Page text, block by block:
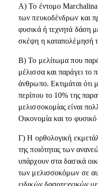
Α) Το έντομο Marchalina
των πευκοδένδρων και
φυσικά ή τεχνητά δάση
σκέψη η καταπολέμησή
Β) Το μελίτωμα που
μέλισσα και παράγει το
άνθρωπο. Εκτιμάται ότι
περίπου το 10% της
μελισσοκομίας είναι
Οικονομία και το
Γ) Η ορθολογική
της ποιότητας των
υπάρχουν στα δασικά
των μελισσοκόμων σε
ειδικών δασοτεχνικών